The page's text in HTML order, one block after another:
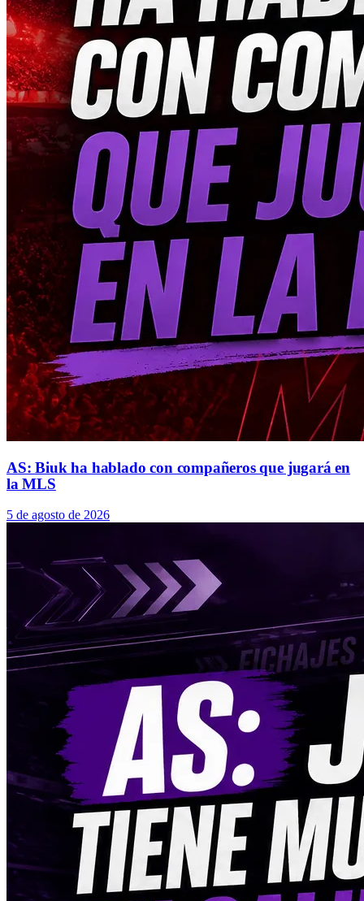
AS: Biuk ha hablado con compañeros que jugará en
la MLS
5 de agosto de 2026